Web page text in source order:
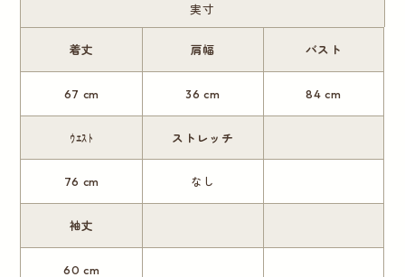
実寸
着丈
67 cm
肩幅
36 cm
バスト
84 cm
ｳｴｽﾄ
76 cm
ストレッチ
なし
袖丈
60 cm